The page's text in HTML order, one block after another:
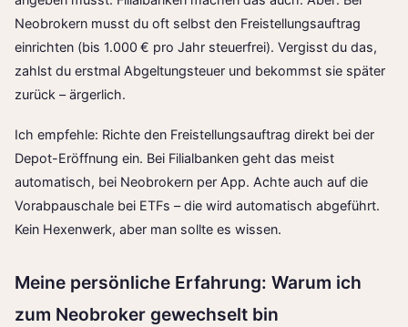
Neobrokern musst du oft selbst den Freistellungsauftrag
einrichten (bis 1.000 € pro Jahr steuerfrei). Vergisst du das,
zahlst du erstmal Abgeltungsteuer und bekommst sie später
zurück – ärgerlich.
Ich empfehle: Richte den Freistellungsauftrag direkt bei der
Depot-Eröffnung ein. Bei Filialbanken geht das meist
automatisch, bei Neobrokern per App. Achte auch auf die
Vorabpauschale bei ETFs – die wird automatisch abgeführt.
Kein Hexenwerk, aber man sollte es wissen.
Meine persönliche Erfahrung: Warum ich
zum Neobroker gewechselt bin